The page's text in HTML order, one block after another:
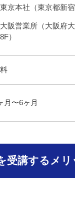
東京本社（東京都新
大阪営業所（大阪府
8F）
月〜6ヶ月
受講するメリ